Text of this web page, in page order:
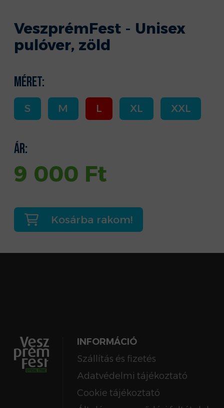
VeszprémFest - Unisex
pulóver, zöld
Méret:
S M L XL XXL
Ár:
9 000 Ft
Kosárba rakom!
INFORMÁCIÓ
Szállítás és fizetés
Adatvédelmi tájékoztató
Cookie tájékoztató